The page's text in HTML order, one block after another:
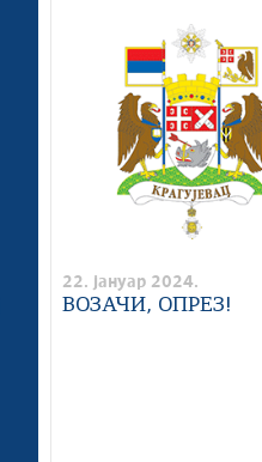
22. јануар 2024.
ВОЗАЧИ, ОПРЕЗ!